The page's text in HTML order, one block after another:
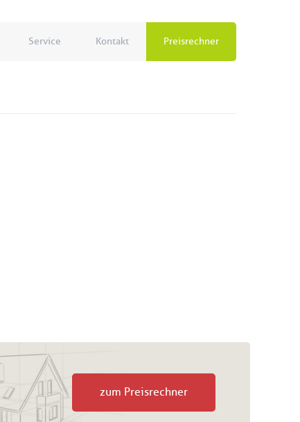
Service Kontakt Preisrechner
zum Preisrechner